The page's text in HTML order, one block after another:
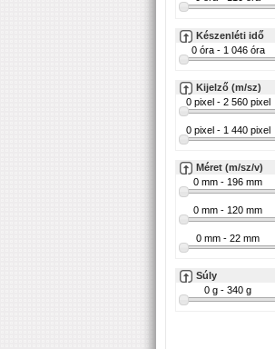
Készenléti idő
Kijelző (m/sz)
Méret (m/sz/v)
Súly